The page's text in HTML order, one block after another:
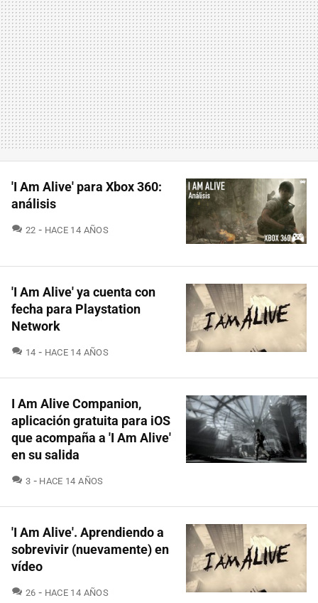
'I Am Alive' para Xbox 360:
análisis
22 COMENTARIOS
HACE 14 AÑOS
'I Am Alive' ya cuenta con
fecha para Playstation
Network
14 COMENTARIOS
HACE 14 AÑOS
I Am Alive Companion,
aplicación gratuita para iOS
que acompaña a 'I Am Alive'
en su salida
3 COMENTARIOS
HACE 14 AÑOS
'I Am Alive'. Aprendiendo a
sobrevivir (nuevamente) en
vídeo
26 COMENTARIOS
HACE 14 AÑOS